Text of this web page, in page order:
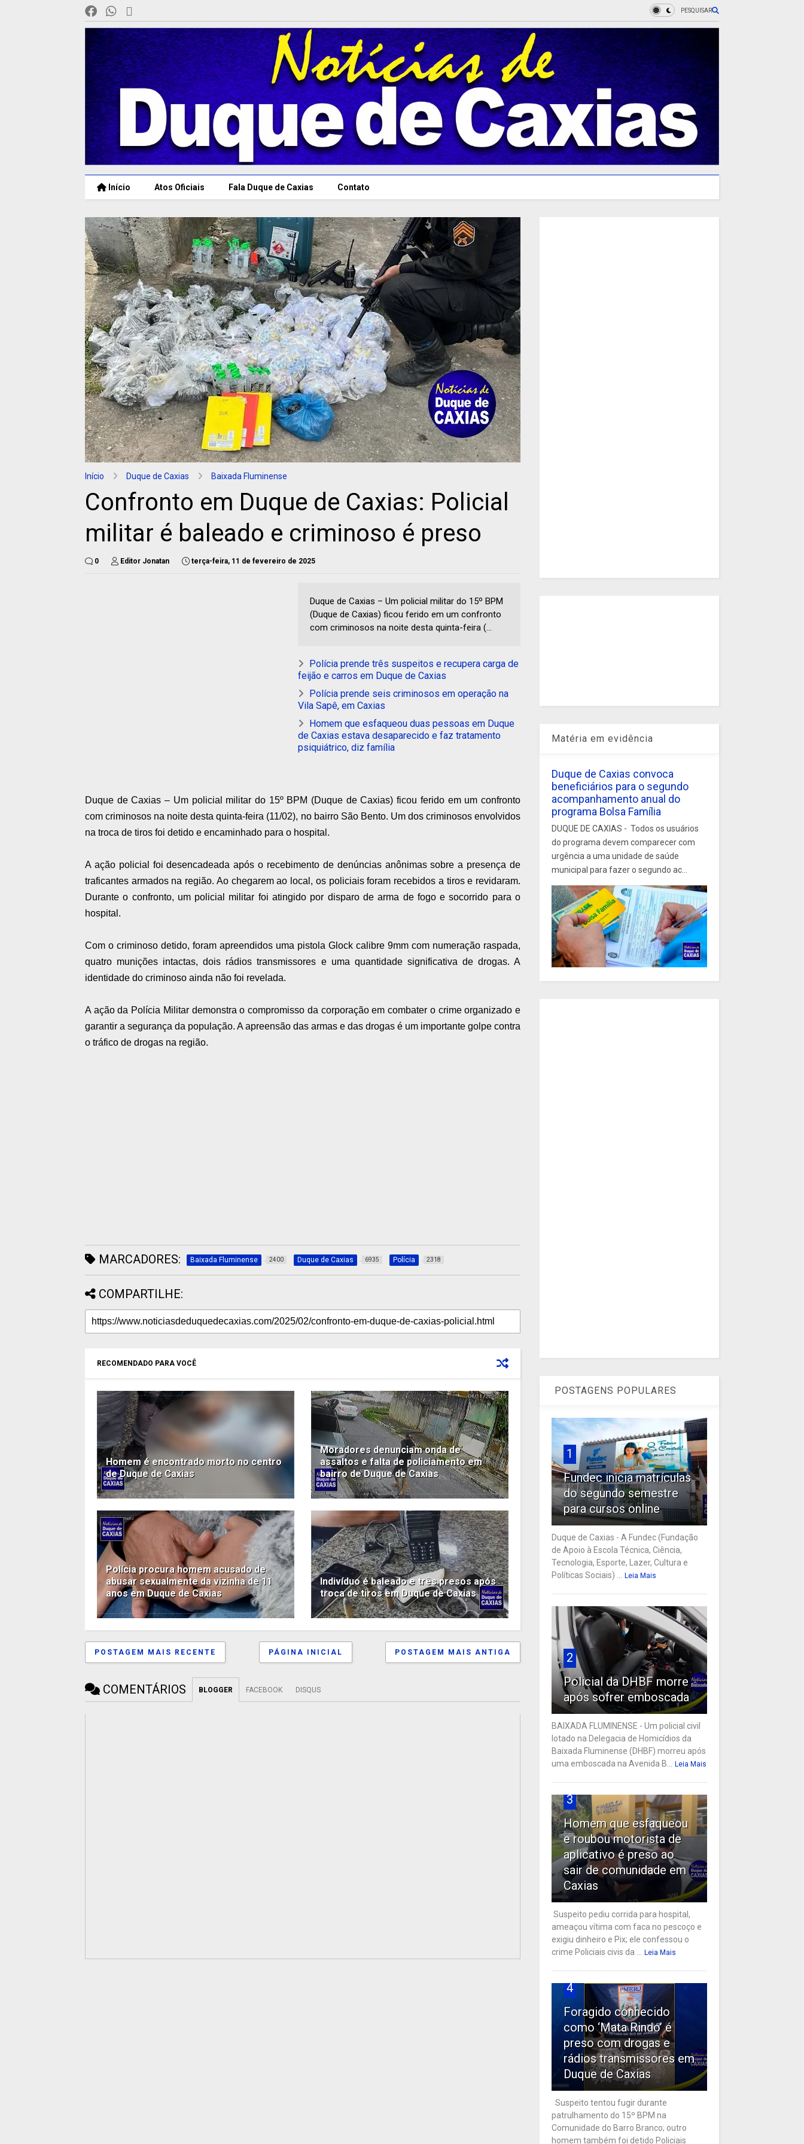
PESQUISAR
Início Atos Oficiais Fala Duque de Caxias Contato
Início Duque de Caxias Baixada Fluminense
Confronto em Duque de Caxias: Policial
militar é baleado e criminoso é preso
0 Editor Jonatan terça-feira, 11 de fevereiro de 2025
Duque de Caxias – Um policial militar do 15º BPM
(Duque de Caxias) ficou ferido em um confronto
com criminosos na noite desta quinta-feira (...
Polícia prende três suspeitos e recupera carga de
feijão e carros em Duque de Caxias
Polícia prende seis criminosos em operação na
Vila Sapê, em Caxias
Homem que esfaqueou duas pessoas em Duque
de Caxias estava desaparecido e faz tratamento
psiquiátrico, diz família
Duque de Caxias – Um policial militar do 15º BPM (Duque de Caxias) ficou ferido em um confronto
com criminosos na noite desta quinta-feira (11/02), no bairro São Bento. Um dos criminosos envolvidos
na troca de tiros foi detido e encaminhado para o hospital.
A ação policial foi desencadeada após o recebimento de denúncias anônimas sobre a presença de
traficantes armados na região. Ao chegarem ao local, os policiais foram recebidos a tiros e revidaram.
Durante o confronto, um policial militar foi atingido por disparo de arma de fogo e socorrido para o
hospital.
Com o criminoso detido, foram apreendidos uma pistola Glock calibre 9mm com numeração raspada,
quatro munições intactas, dois rádios transmissores e uma quantidade significativa de drogas. A
identidade do criminoso ainda não foi revelada.
A ação da Polícia Militar demonstra o compromisso da corporação em combater o crime organizado e
garantir a segurança da população. A apreensão das armas e das drogas é um importante golpe contra
o tráfico de drogas na região.
MARCADORES: Baixada Fluminense 2400 Duque de Caxias 6935 Polícia 2318
COMPARTILHE:
RECOMENDADO PARA VOCÊ
Homem é encontrado morto no centro
de Duque de Caxias
Moradores denunciam onda de
assaltos e falta de policiamento em
bairro de Duque de Caxias
Polícia procura homem acusado de
abusar sexualmente da vizinha de 11
anos em Duque de Caxias
Indivíduo é baleado e três presos após
troca de tiros em Duque de Caxias
POSTAGEM MAIS RECENTE POSTAGEM MAIS ANTIGA
PÁGINA INICIAL
COMENTÁRIOS BLOGGER FACEBOOK DISQUS
Matéria em evidência
Duque de Caxias convoca
beneficiários para o segundo
acompanhamento anual do
programa Bolsa Família
DUQUE DE CAXIAS - Todos os usuários
do programa devem comparecer com
urgência a uma unidade de saúde
municipal para fazer o segundo ac...
POSTAGENS POPULARES
1
Fundec inicia matrículas
do segundo semestre
para cursos online
Duque de Caxias - A Fundec (Fundação
de Apoio à Escola Técnica, Ciência,
Tecnologia, Esporte, Lazer, Cultura e
Políticas Sociais) ...
Leia Mais
2
Policial da DHBF morre
após sofrer emboscada
BAIXADA FLUMINENSE - Um policial civil
lotado na Delegacia de Homicídios da
Baixada Fluminense (DHBF) morreu após
uma emboscada na Avenida B...
Leia Mais
3
Homem que esfaqueou
e roubou motorista de
aplicativo é preso ao
sair de comunidade em
Caxias
Suspeito pediu corrida para hospital,
ameaçou vítima com faca no pescoço e
exigiu dinheiro e Pix; ele confessou o
crime Policiais civis da ...
Leia Mais
4
Foragido conhecido
como ‘Mata Rindo’ é
preso com drogas e
rádios transmissores em
Duque de Caxias
Suspeito tentou fugir durante
patrulhamento do 15º BPM na
Comunidade do Barro Branco; outro
homem também foi detido Policiais